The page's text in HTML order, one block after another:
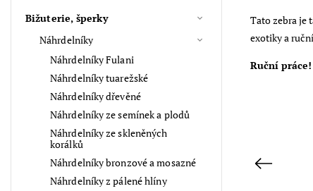
Bižuterie, šperky
Náhrdelníky
Náhrdelníky Fulani
Náhrdelníky tuarežské
Náhrdelníky dřevěné
Náhrdelníky ze semínek a plodů
Náhrdelníky ze skleněných
korálků
Náhrdelníky bronzové a mosazné
Náhrdelníky z pálené hlíny
Tato zebra je
exotiky a
Ruční práce!
Previous